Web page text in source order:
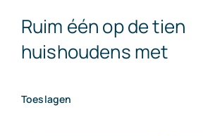
Ruim één op de tien
huishoudens met
Toeslagen